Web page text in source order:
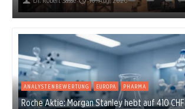
ANALYSTENBEWERTUNG EUROPA PHARMA
Roche Aktie: Morgan Stanley hebt auf 410 CHF